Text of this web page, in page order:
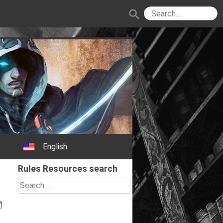
search
English
Rules Resources search
Search
for: